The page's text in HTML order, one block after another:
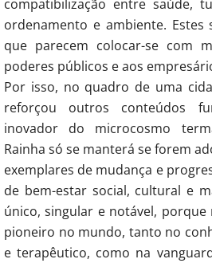
compatibilização entre saúde,
ordenamento e ambiente. Estes
que parecem colocar-se com
poderes públicos e aos
Por isso, no quadro de uma
reforçou outros conteúdos
inovador do microcosmo
Rainha só se manterá se forem
exemplares de mudança e
de bem-estar social, cultural e
único, singular e notável,
pioneiro no mundo, tanto no
e terapêutico, como na